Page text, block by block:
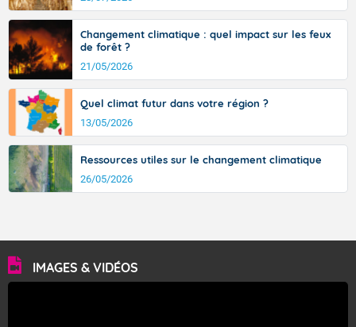
Fermer
Changement climatique : quel impact sur les feux
de forêt ?
21/05/2026
Quel climat futur dans votre région ?
13/05/2026
Ressources utiles sur le changement climatique
26/05/2026
IMAGES & VIDÉOS